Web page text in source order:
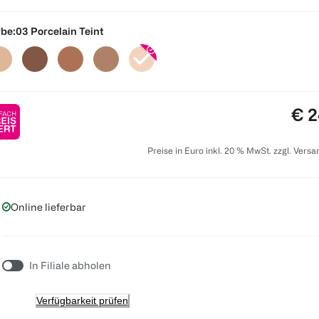
03 Porcelain Teint
€
Preise in Euro inkl. 20 % MwSt. zzgl.
Online lieferbar
In Filiale abholen
Verfügbarkeit prüfen